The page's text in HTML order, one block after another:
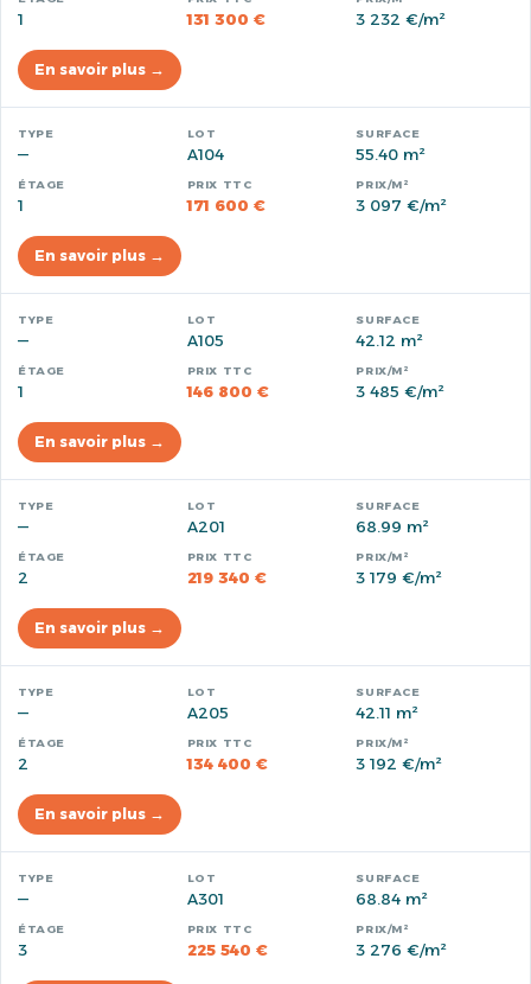
1 131 300 € 3 232 €/m²
En savoir plus →
— A104 55.40 m²
1 171 600 € 3 097 €/m²
En savoir plus →
— A105 42.12 m²
1 146 800 € 3 485 €/m²
En savoir plus →
— A201 68.99 m²
2 219 340 € 3 179 €/m²
En savoir plus →
— A205 42.11 m²
2 134 400 € 3 192 €/m²
En savoir plus →
— A301 68.84 m²
3 225 540 € 3 276 €/m²